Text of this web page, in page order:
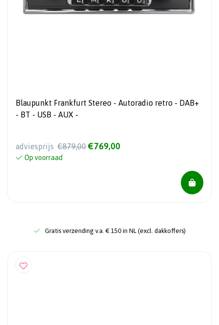
Blaupunkt Frankfurt Stereo - Autoradio retro - DAB+
- BT - USB - AUX -
adviesprijs €879,00 €769,00
Op voorraad
Gratis verzending v.a. € 150 in NL (excl. dakkoffers)